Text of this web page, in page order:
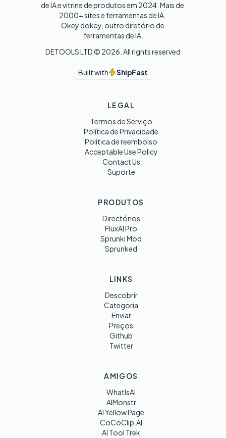
de IA e vitrine de produtos em 2024. Mais de
2000+ sites e ferramentas de IA.
Okey dokey, outro diretório de
ferramentas de IA.
DETOOLS LTD © 2026 . All rights reserved
Built with ShipFast
LEGAL
Termos de Serviço
Política de Privacidade
Política de reembolso
Acceptable Use Policy
Contact Us
Suporte
PRODUTOS
Directórios
FluxAI Pro
Sprunki Mod
Sprunked
LINKS
Descobrir
Categoria
Enviar
Preços
Github
Twitter
AMIGOS
WhatIsAI
AIMonstr
AI Yellow Page
CoCoClip.AI
AI Tool Trek